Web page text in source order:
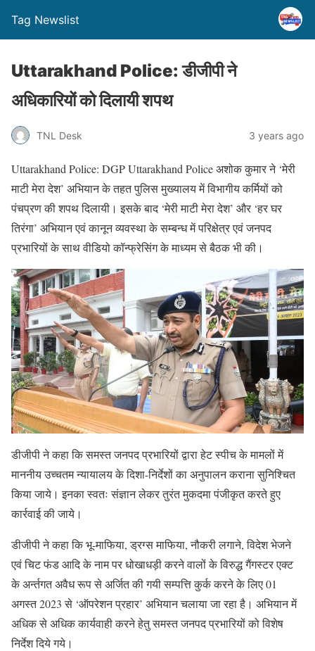
Tag Newslist
Uttarakhand Police: डीजीपी ने
अधिकारियों को दिलायी शपथ
TNL Desk 3 years ago
Uttarakhand Police: DGP Uttarakhand Police अशोक कुमार ने ‘मेरी
माटी मेरा देश’ अभियान के तहत पुलिस मुख्यालय में विभागीय कर्मियों को
पंचप्रण की शपथ दिलायी। इसके बाद ‘मेरी माटी मेरा देश’ और ‘हर घर
तिरंगा’ अभियान एवं कानून व्यवस्था के सम्बन्ध में परिक्षेत्र एवं जनपद
प्रभारियों के साथ वीडियो कॉन्फ्रेसिंग के माध्यम से बैठक भी की।
डीजीपी ने कहा कि समस्त जनपद प्रभारियों द्वारा हेट स्पीच के मामलों में
माननीय उच्चतम न्यायालय के दिशा-निर्देशों का अनुपालन कराना सुनिश्चित
किया जाये। इनका स्वतः संज्ञान लेकर तुरंत मुकदमा पंजीकृत करते हुए
कार्रवाई की जाये।
डीजीपी ने कहा कि भू-माफिया, ड्रग्स माफिया, नौकरी लगाने, विदेश भेजने
एवं चिट फंड आदि के नाम पर धोखाधड़ी करने वालों के विरुद्ध गैंगस्टर एक्ट
के अर्न्तगत अवैध रूप से अर्जित की गयी सम्पत्ति कुर्क करने के लिए 01
अगस्त 2023 से ‘ऑपरेशन प्रहार’ अभियान चलाया जा रहा है। अभियान में
अधिक से अधिक कार्यवाही करने हेतु समस्त जनपद प्रभारियों को विशेष
निर्देश दिये गये।